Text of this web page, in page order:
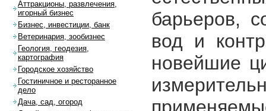
барьеров,
вод и
новейшие
Аттракционы, развлечения,
игорный бизнес
Бизнес, инвестиции, банк
Ветеринария, зообизнес
Геология, геодезия,
картография
Городское хозяйство
Гостиничное и ресторанное
дело
Дача, сад, огород